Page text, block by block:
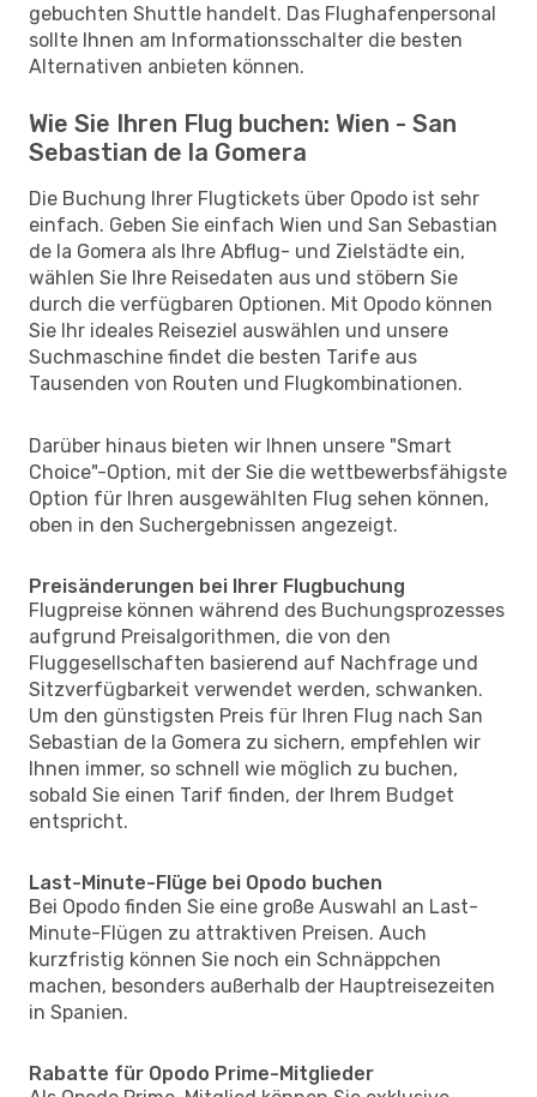
gebuchten Shuttle handelt. Das Flughafenpersonal
sollte Ihnen am Informationsschalter die besten
Alternativen anbieten können.
Wie Sie Ihren Flug buchen: Wien - San
Sebastian de la Gomera
Die Buchung Ihrer Flugtickets über Opodo ist sehr
einfach. Geben Sie einfach Wien und San Sebastian
de la Gomera als Ihre Abflug- und Zielstädte ein,
wählen Sie Ihre Reisedaten aus und stöbern Sie
durch die verfügbaren Optionen. Mit Opodo können
Sie Ihr ideales Reiseziel auswählen und unsere
Suchmaschine findet die besten Tarife aus
Tausenden von Routen und Flugkombinationen.
Darüber hinaus bieten wir Ihnen unsere "Smart
Choice"-Option, mit der Sie die wettbewerbsfähigste
Option für Ihren ausgewählten Flug sehen können,
oben in den Suchergebnissen angezeigt.
Preisänderungen bei Ihrer Flugbuchung
Flugpreise können während des Buchungsprozesses
aufgrund Preisalgorithmen, die von den
Fluggesellschaften basierend auf Nachfrage und
Sitzverfügbarkeit verwendet werden, schwanken.
Um den günstigsten Preis für Ihren Flug nach San
Sebastian de la Gomera zu sichern, empfehlen wir
Ihnen immer, so schnell wie möglich zu buchen,
sobald Sie einen Tarif finden, der Ihrem Budget
entspricht.
Last-Minute-Flüge bei Opodo buchen
Bei Opodo finden Sie eine große Auswahl an Last-
Minute-Flügen zu attraktiven Preisen. Auch
kurzfristig können Sie noch ein Schnäppchen
machen, besonders außerhalb der Hauptreisezeiten
in Spanien.
Rabatte für Opodo Prime-Mitglieder